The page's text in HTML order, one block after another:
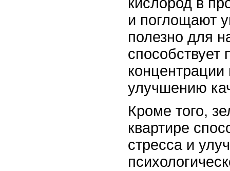
и поглощают
полезно для
улучшению
Кроме того,
квартире
стресса и